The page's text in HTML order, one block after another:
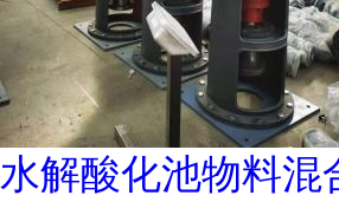
水解酸化池物料混